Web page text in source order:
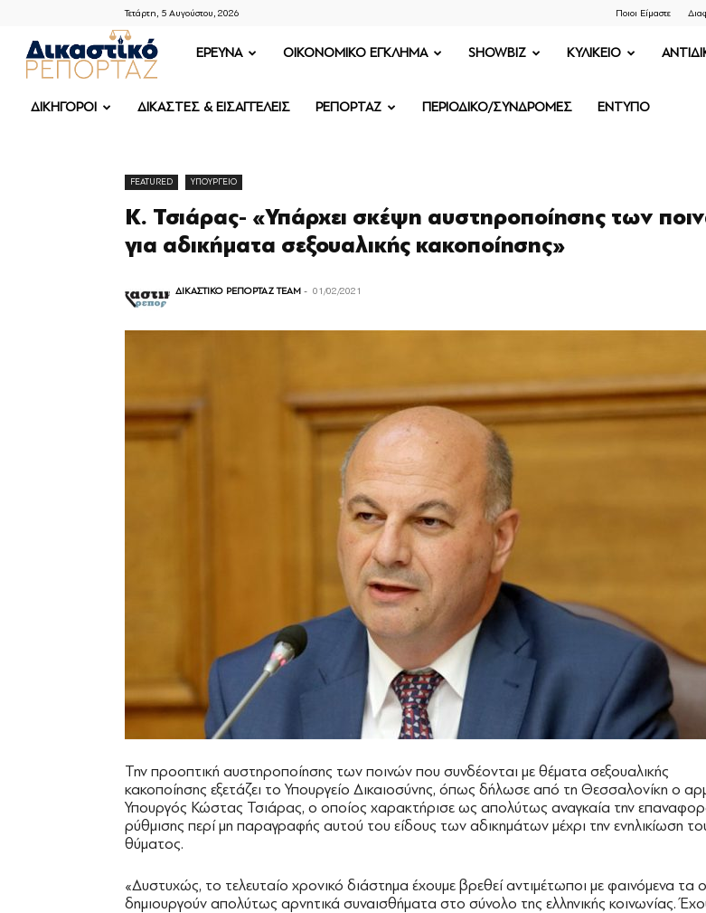
Τετάρτη, 5 Αυγούστου, 2026 Ποιοι Είμαστε
ΔΙΚΑΣΤΙΚΟ
ΡΕΠΟΡΤΑΖ
ΕΡΕΥΝΑ OIKONOMIKO ΕΓΚΛΗΜΑ SHOWBIZ ΚΥΛΙΚΕΙΟ
ΔΙΚΗΓΟΡΟΙ ΔΙΚΑΣΤΕΣ & ΕΙΣΑΓΓΕΛΕΙΣ ΡΕΠΟΡΤΑΖ ΠΕΡΙΟΔΙΚΟ/ΣΥΝΔΡΟΜΕΣ ΕΝΤΥΠΟ
FEATURED ΥΠΟΥΡΓΕΙΟ
Κ. Τσιάρας- «Υπάρχει σκέψη αυστηροποίησης των
για αδικήματα σεξουαλικής κακοποίησης»
ΔΙΚΑΣΤΙΚΟ ΡΕΠΟΡΤΑΖ TEAM - 01/02/2021
Την προοπτική αυστηροποίησης των ποινών που συνδέονται με θέματα σεξουαλικής
κακοποίησης εξετάζει το Υπουργείο Δικαιοσύνης, όπως δήλωσε από τη Θεσσαλονίκη ο
Υπουργός Κώστας Τσιάρας, ο οποίος χαρακτήρισε ως απολύτως αναγκαία την
ρύθμισης περί μη παραγραφής αυτού του είδους των αδικημάτων μέχρι την ενηλικίωση
θύματος.
«Δυστυχώς, το τελευταίο χρονικό διάστημα έχουμε βρεθεί αντιμέτωποι με φαινόμενα τα
δημιουργούν απολύτως αρνητικά συναισθήματα στο σύνολο της ελληνικής κοινωνίας.